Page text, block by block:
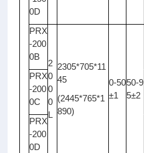
0D
PRX
-200
0B
2
0
0
0
L
2305*705*11
45
(2445*765*1
890)
0-50
±1
50-9
5±2
PRX
-200
0C
PRX
-200
0D